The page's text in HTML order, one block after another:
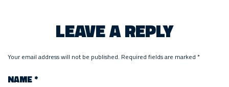
LEAVE A REPLY
Your email address will not be published. Required fields are marked *
NAME*